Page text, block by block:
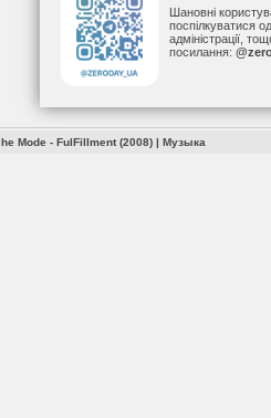
Шановні
поспілкуватися
адміністрації,
посилання:
Mode - FulFillment (2008) |Музыка